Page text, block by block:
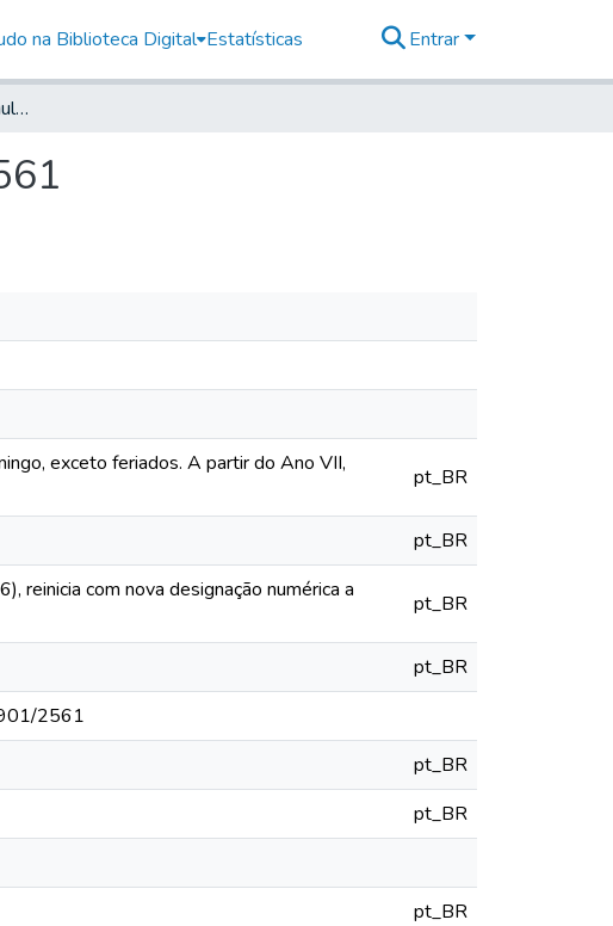
na Biblioteca Digital Estatísticas Entrar
O Commercio de São Paulo, 1901, Ano IX, n. 2561
exceto feriados. A partir do Ano VII,
pt_BR
pt_BR
reinicia com nova designação numérica a
pt_BR
pt_BR
2561
pt_BR
pt_BR
pt_BR